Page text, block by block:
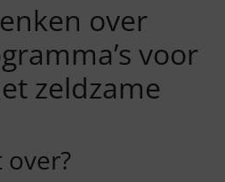
over
voor
zeldzame